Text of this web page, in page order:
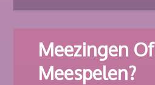
Meezingen Of
Meespelen?